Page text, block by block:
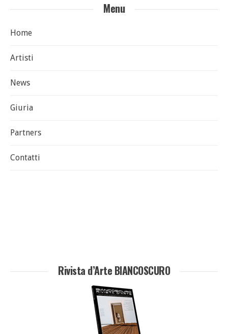
Menu
Home
Artisti
News
Giuria
Partners
Contatti
Rivista d’Arte BIANCOSCURO